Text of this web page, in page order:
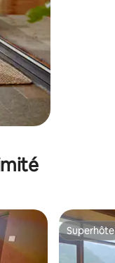
Superhôte
Superhôte